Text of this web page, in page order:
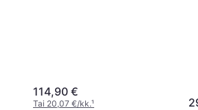
114,90 €
Tai 20,07 €/kk.¹